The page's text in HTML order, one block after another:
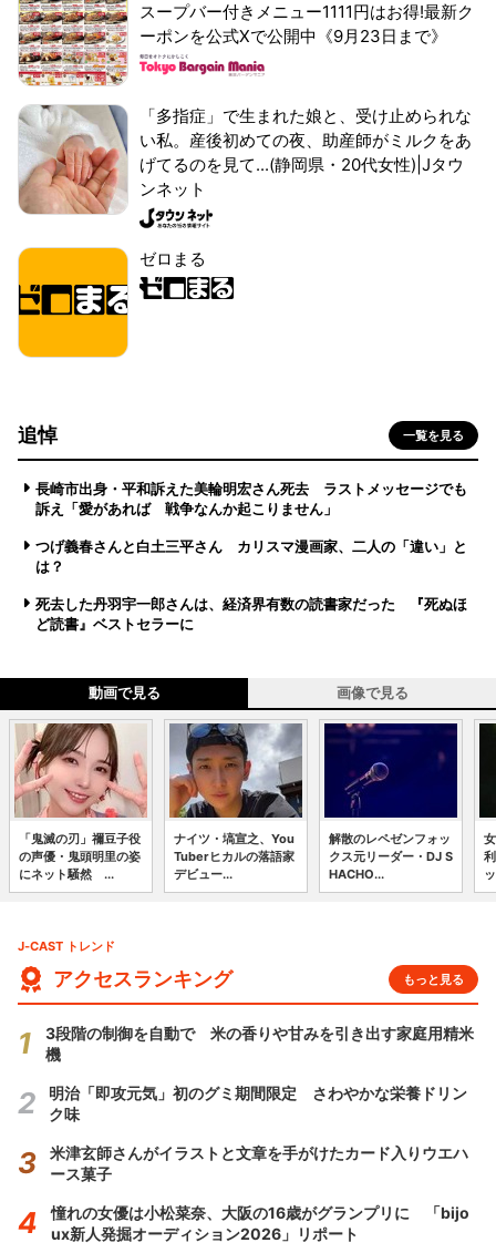
スープバー付きメニュー1111円はお得!最新ク
ーポンを公式Xで公開中《9月23日まで》
「多指症」で生まれた娘と、受け止められな
い私。産後初めての夜、助産師がミルクをあ
げてるのを見て...(静岡県・20代女性)|Jタウ
ンネット
ゼロまる
追悼 一覧を見る
長崎市出身・平和訴えた美輪明宏さん死去 ラストメッセージでも
訴え「愛があれば 戦争なんか起こりません」
つげ義春さんと白土三平さん カリスマ漫画家、二人の「違い」と
は？
死去した丹羽宇一郎さんは、経済界有数の読書家だった 『死ぬほ
ど読書』ベストセラーに
動画で見る 画像で見る
「鬼滅の刃」禰豆子役
の声優・鬼頭明里の姿
にネット騒然 ...
ナイツ・塙宣之、You
Tuberヒカルの落語家
デビュー...
解散のレペゼンフォッ
クス元リーダー・DJ S
HACHO...
J-CAST トレンド
アクセスランキング もっと見る
3段階の制御を自動で 米の香りや甘みを引き出す家庭用精米
機
明治「即攻元気」初のグミ期間限定 さわやかな栄養ドリン
ク味
米津玄師さんがイラストと文章を手がけたカード入りウエハ
ース菓子
憧れの女優は小松菜奈、大阪の16歳がグランプリに 「bijo
ux新人発掘オーディション2026」リポート